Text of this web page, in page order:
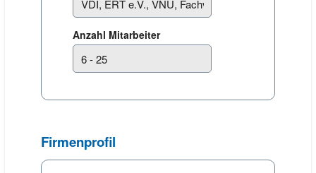
Anzahl Mitarbeiter
Firmenprofil